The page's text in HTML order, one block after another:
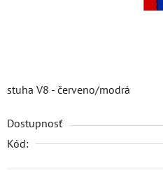
stuha V8 - červeno/modrá
Dostupnosť
Kód: